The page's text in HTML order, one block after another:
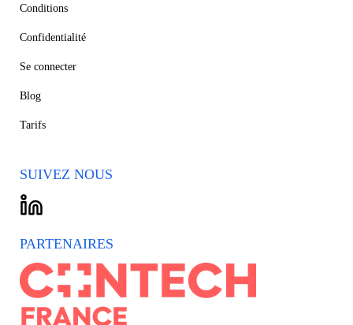
Conditions
Confidentialité
Se connecter
Blog
Tarifs
SUIVEZ NOUS
PARTENAIRES